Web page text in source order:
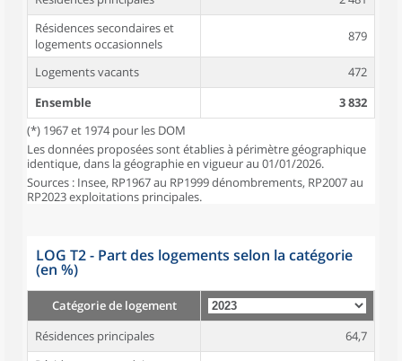
Résidences secondaires et
logements occasionnels
879
Logements vacants
472
Ensemble
3 832
(*) 1967 et 1974 pour les DOM
Les données proposées sont établies à périmètre géographique
identique, dans la géographie en vigueur au 01/01/2026.
Sources : Insee, RP1967 au RP1999 dénombrements, RP2007 au
RP2023 exploitations principales.
LOG T2 - Part des logements selon la catégorie
(en %)
Catégorie de logement
Résidences principales
64,7